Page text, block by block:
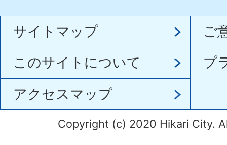
サイトマップ
ご
このサイトについて
プ
アクセスマップ
Copyright (c) 2020 Hikari City.